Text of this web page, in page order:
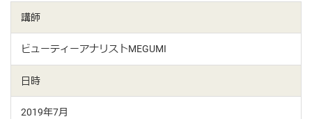
講師
ビューティーアナリストMEGUMI
日時
2019年7月